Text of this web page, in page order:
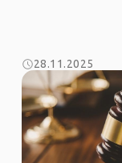
28.11.2025